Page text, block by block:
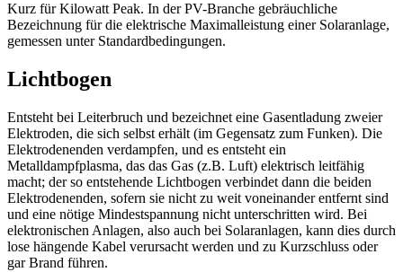
Kurz für Kilowatt Peak. In der PV-Branche gebräuchliche
Bezeichnung für die elektrische Maximalleistung einer Solaranlage,
gemessen unter Standardbedingungen.
Lichtbogen
Entsteht bei Leiterbruch und bezeichnet eine Gasentladung zweier
Elektroden, die sich selbst erhält (im Gegensatz zum Funken). Die
Elektrodenenden verdampfen, und es entsteht ein
Metalldampfplasma, das das Gas (z.B. Luft) elektrisch leitfähig
macht; der so entstehende Lichtbogen verbindet dann die beiden
Elektrodenenden, sofern sie nicht zu weit voneinander entfernt sind
und eine nötige Mindestspannung nicht unterschritten wird. Bei
elektronischen Anlagen, also auch bei Solaranlagen, kann dies durch
lose hängende Kabel verursacht werden und zu Kurzschluss oder
gar Brand führen.